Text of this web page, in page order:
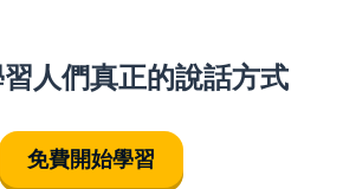
人們真正的說話方式
免費開始學習